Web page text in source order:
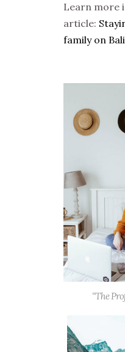
Learn more
article:
family on Bali
“The